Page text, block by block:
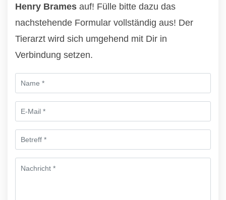
Henry Brames auf! Fülle bitte dazu das
nachstehende Formular vollständig aus! Der
Tierarzt wird sich umgehend mit Dir in
Verbindung setzen.